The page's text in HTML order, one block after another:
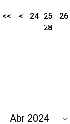
<< < 24 25 26
28